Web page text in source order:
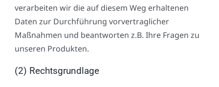
verarbeiten wir die auf diesem Weg erhaltenen
Daten zur Durchführung vorvertraglicher
Maßnahmen und beantworten z.B. Ihre Fragen zu
unseren Produkten.
(2) Rechtsgrundlage